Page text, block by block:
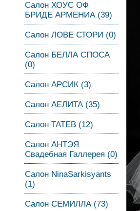
Салон ХОУС ОФ
БРИДЕ АРМЕНИА (39)
Салон ЛОВЕ СТОРИ (0)
Салон БЕЛЛА СПОСА
(0)
Салон АРСИК (3)
Салон АЕЛИТА (35)
Салон ТАТЕВ (12)
Салон АНТЭЯ
Свадебная Галлерея (0)
Салон NinaSarkisyants
(1)
Салон СЕМИЛЛА (73)